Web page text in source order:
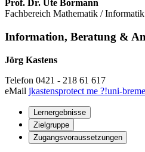
Prof. Dr. Ute Bormann
Fachbereich Mathematik / Informatik
Information, Beratung &
Jörg Kastens
Telefon 0421 - 218 61 617
eMail jkastensprotect me ?!uni-
Lernergebnisse
Zielgruppe
Zugangsvoraussetzungen